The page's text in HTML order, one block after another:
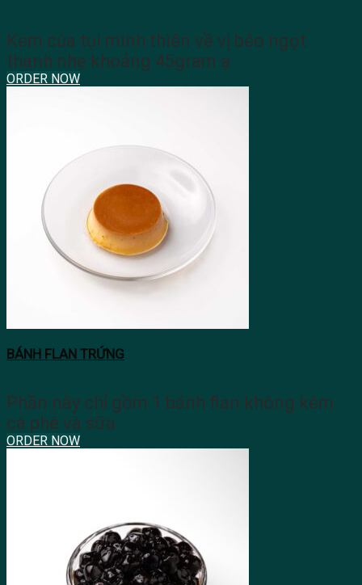
Kem của tụi minh thiên về vị béo ngọt
thanh nhẹ khoảng 45gram ạ
ORDER NOW
BÁNH FLAN TRỨNG
Phần này chỉ gồm 1 bánh flan không kèm
cà phê và sữa
ORDER NOW